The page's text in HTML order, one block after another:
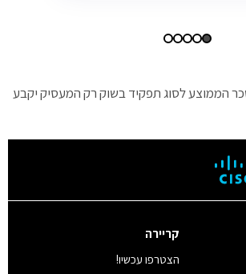
הממוצע לסוג תפקיד בשוק רק המעסיק יקבע
קריירה
הצטרפו עכשיו!